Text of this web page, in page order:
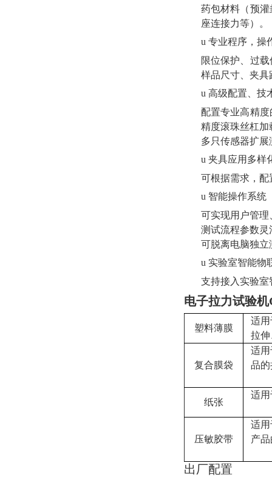
药包材料（预
座连接力等）。
u 专业程序，操
限位保护、过
样品尺寸、夹
u 高级配置、技
配置专业高精
精度滚珠丝杠
多只传感器扩
u 夹具应用多样
可根据需求，
u 智能操作系统
可实现用户管
测试流程参数
可脱离电脑独
u 实验室智能物
支持接入实验
电子拉力试验
塑料薄膜
适
拉
复合膜袋
适
品
纸张
适
压敏胶带
适
产
出厂配置